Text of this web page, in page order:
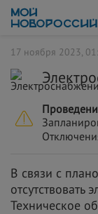
17 ноября 2023,
В связи с
отсутствовать
Техническое